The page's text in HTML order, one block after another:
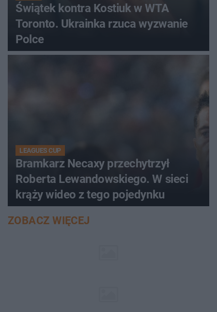
Świątek kontra Kostiuk w WTA
Toronto. Ukrainka rzuca wyzwanie
Polce
LEAGUES CUP
Bramkarz Necaxy przechytrzył
Roberta Lewandowskiego. W sieci
krąży wideo z tego pojedynku
ZOBACZ WIĘCEJ